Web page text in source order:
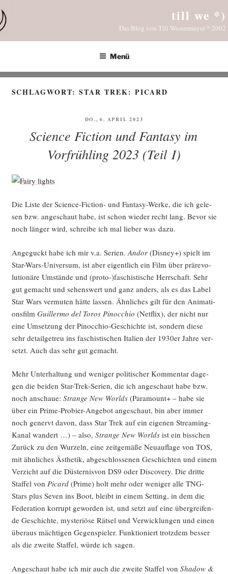
Inhalt
springen
till we *)
Das Blog von Till Westermayer * 2002
Menü
SCHLAGWORT:STAR TREK: PICARD
VERÖFFENTLICHT
DO., 6. APRIL 2023
Science Fiction und Fantasy im
Vorfrühling 2023 (Teil I)
Die Lis­te der Sci­ence-Fic­tion- und Fan­ta­sy-Wer­ke, die ich gele­
sen bzw. ange­schaut habe, ist schon wie­der recht lang. Bevor sie
noch län­ger wird, schrei­be ich mal lie­ber was dazu.
Ange­guckt habe ich mir v.a. Seri­en. Andor(Dis­ney+) spielt im
Star-Wars-Uni­ver­sum, ist aber eigent­lich ein Film über prä­re­vo­
lu­tio­nä­re Umstän­de und (proto-)faschistische Herr­schaft. Sehr
gut gemacht und sehens­wert und ganz anders, als es das Label
Star Wars ver­mu­ten hät­te las­sen. Ähn­li­ches gilt für den Ani­ma­ti­
ons­film Guil­ler­mo del Toros Pinoc­chio (Net­flix), der nicht nur
eine Umset­zung der Pinoc­chio-Geschich­te ist, son­dern die­se
sehr detail­ge­treu ins faschis­ti­schen Ita­li­en der 1930er Jah­re ver­
setzt. Auch das sehr gut gemacht.
Mehr Unter­hal­tung und weni­ger poli­ti­scher Kom­men­tar dage­
gen die bei­den Star-Trek-Seri­en, die ich ange­schaut habe bzw.
noch anschaue: Stran­ge New Worlds(Para­mount+ – habe sie
über ein Prime-Pro­bier-Ange­bot ange­schaut, bin aber immer
noch genervt davon, dass Star Trek auf ein eige­nen Strea­ming-
Kanal wan­dert …) – also, Stran­ge New Worldsist ein biss­chen
Zurück zu den Wur­zeln, eine zeit­ge­mä­ße Neu­auf­la­ge von TOS,
mit ähn­li­ches Ästhe­tik, abge­schlos­se­nen Geschich­ten und einem
Ver­zicht auf die Düs­ter­nis­von DS9 oder Dis­co­very. Die drit­te
Staf­fel von Picard(Prime) holt mehr oder weni­ger alle TNG-
Stars plus Seven ins Boot, bleibt in einem Set­ting, in dem die
Fede­ra­ti­on kor­rupt gewor­den ist, und setzt auf eine über­grei­fen­
de Geschich­te, mys­te­riö­se Rät­sel und Ver­wick­lun­gen und einen
über­aus mäch­ti­gen Gegen­spie­ler. Funk­tio­niert trotz­dem bes­ser
als die zwei­te Staf­fel, wür­de ich sagen.
Ange­schaut habe ich mir auch die zwei­te Staf­fel von Shadow &